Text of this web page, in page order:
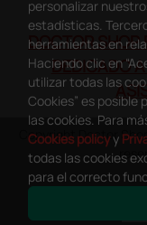
DOCTOR SHOP
DEDICADO
Copyright Doctor
personalizar
estadísticas.
herramientas en
Haciendo clic en
utilizar todas las
Cookies” es posible
las cookies. Para
Cookies policyy
todas las cookies
para el correcto